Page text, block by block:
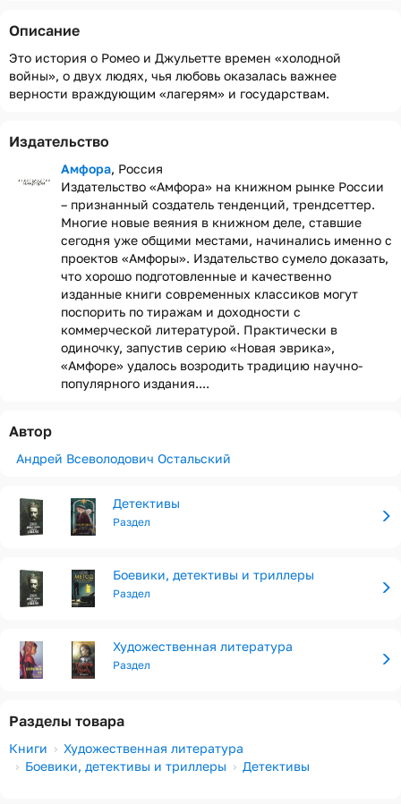
Описание
Это история о Ромео и Джульетте времен «холодной
войны», о двух людях, чья любовь оказалась важнее
верности враждующим «лагерям» и государствам.
Издательство
Амфора, Россия
Издательство «Амфора» на книжном рынке России
– признанный создатель тенденций, трендсеттер.
Многие новые веяния в книжном деле, ставшие
сегодня уже общими местами, начинались именно с
проектов «Амфоры». Издательство сумело доказать,
что хорошо подготовленные и качественно
изданные книги современных классиков могут
поспорить по тиражам и доходности с
коммерческой литературой. Практически в
одиночку, запустив серию «Новая эврика»,
«Амфоре» удалось возродить традицию научно-
популярного издания....
Автор
Андрей Всеволодович Остальский
Детективы
Раздел
Боевики, детективы и триллеры
Раздел
Художественная литература
Раздел
Разделы товара
Книги
Художественная литература
Боевики, детективы и триллеры
Детективы